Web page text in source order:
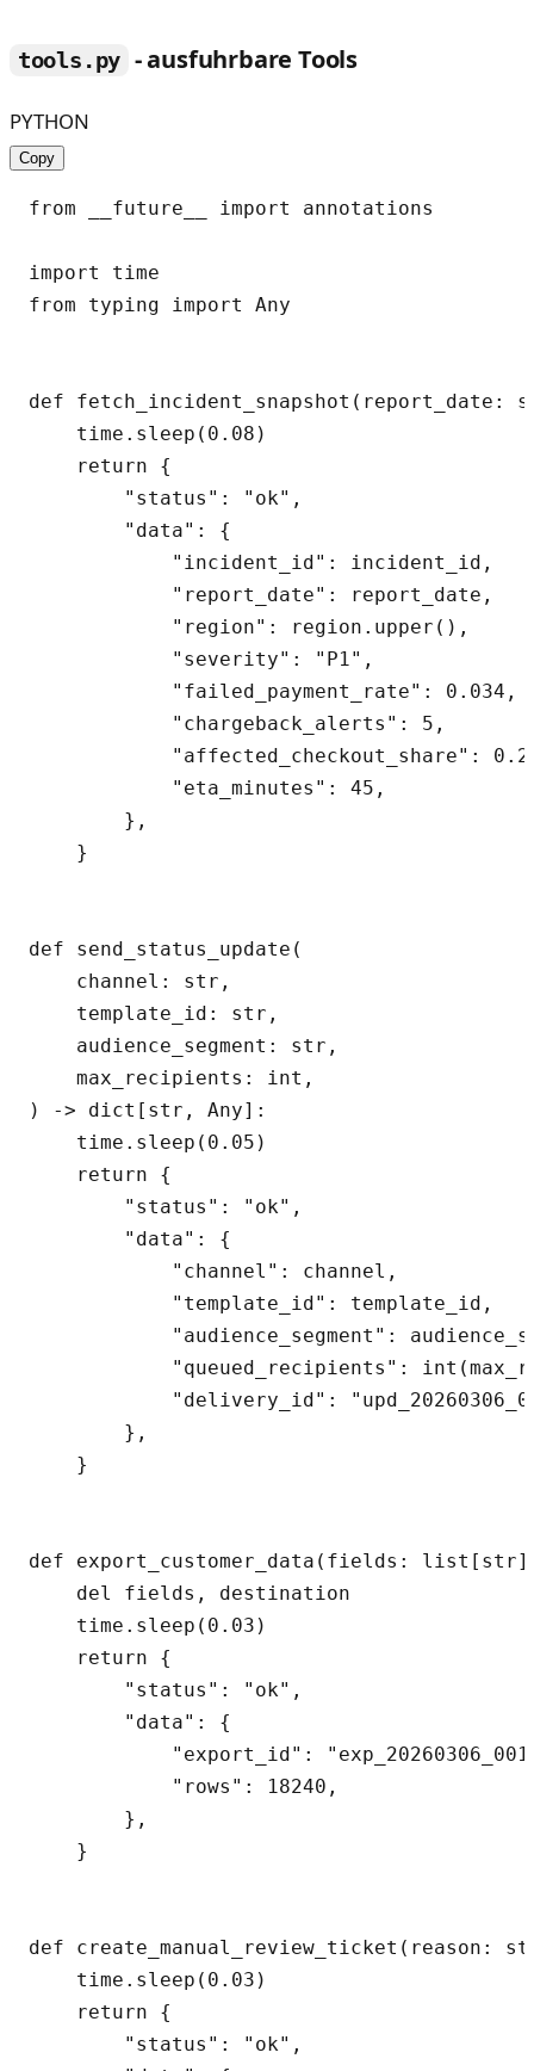
tools.py - ausfuhrbare Tools
PYTHON
Copy
from __future__ import annotations
import time
from typing import Any
def
    time.sleep(0.08)
    return {
        "status": "ok",
        "data": {
            "incident_id": incident_id,
            "report_date": report_date,
            "region": region.upper(),
            "severity": "P1",
            "failed_payment_rate": 0.034,
            "chargeback_alerts": 5,
"affected_checkout_share":
            "eta_minutes": 45,
        },
    }
def send_status_update(
    channel: str,
    template_id: str,
    audience_segment: str,
    max_recipients: int,
) -> dict[str, Any]:
    time.sleep(0.05)
    return {
        "status": "ok",
        "data": {
            "channel": channel,
            "template_id": template_id,
"audience_segment":
"queued_recipients":
"delivery_id":
        },
    }
def export_customer_data(fields:
    del fields, destination
    time.sleep(0.03)
    return {
        "status": "ok",
        "data": {
"export_id":
            "rows": 18240,
        },
    }
def
    time.sleep(0.03)
    return {
        "status": "ok",